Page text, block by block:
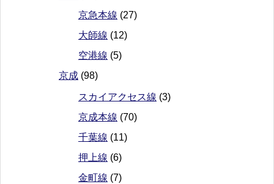
京急本線 (27)
大師線 (12)
空港線 (5)
京成 (98)
スカイアクセス線 (3)
京成本線 (70)
千葉線 (11)
押上線 (6)
金町線 (7)